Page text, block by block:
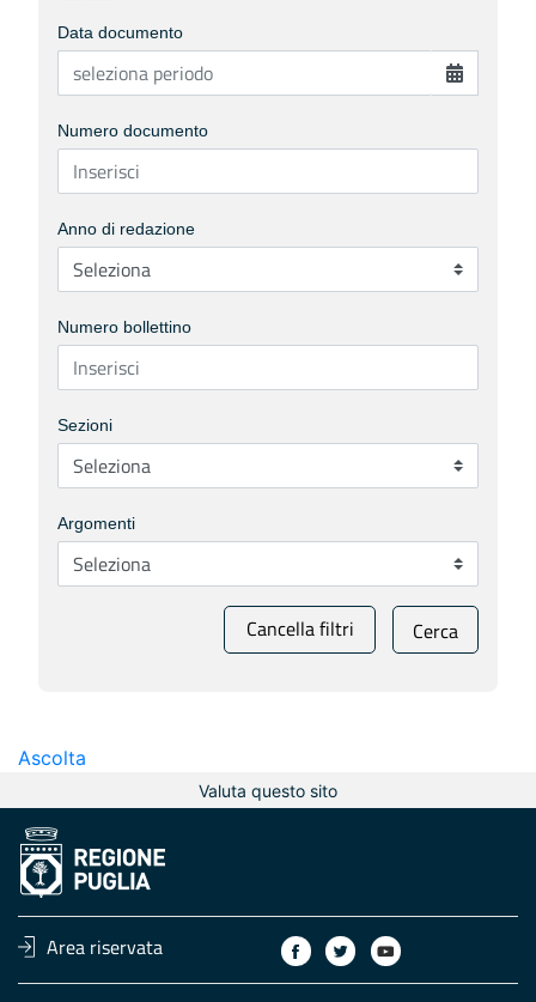
Data documento
Numero documento
Anno di redazione
Numero bollettino
Sezioni
Argomenti
Cancella filtri Cerca
Ascolta
Valuta questo sito
Area riservata